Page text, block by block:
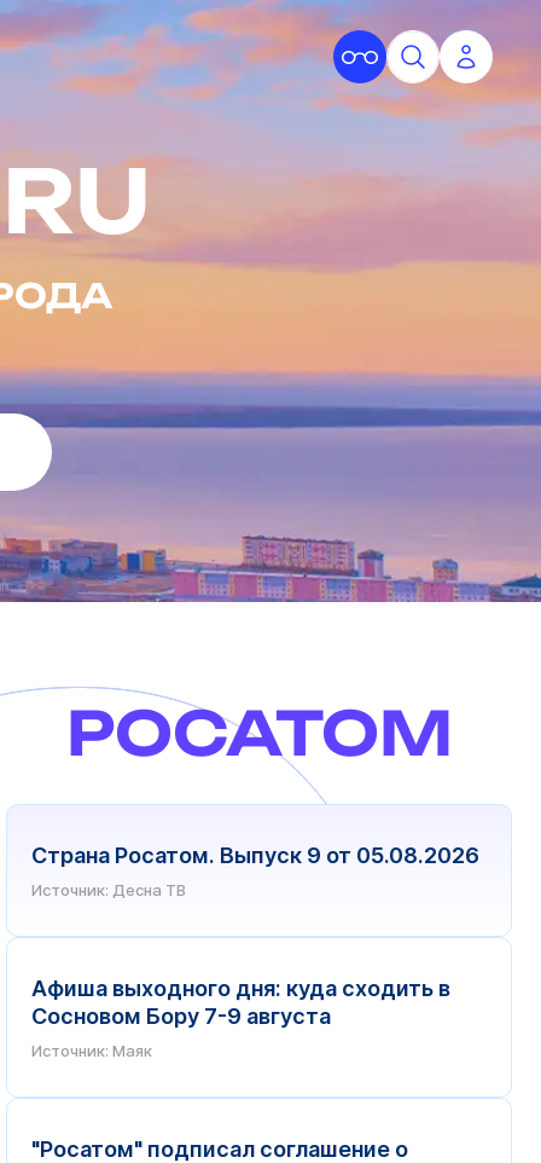
РОСАТОМ
Страна Росатом. Выпуск 9 от 05.08.2026
Источник: Десна ТВ
Афиша выходного дня: куда сходить в
Сосновом Бору 7-9 августа
Источник: Маяк
"Росатом" подписал соглашение о